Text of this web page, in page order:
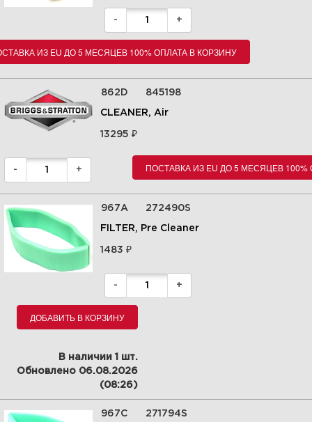
13 Маховик, вращающийся
экран, вал-заглушка 295442-
0113-E9
Увеличить
0113-E9
Увеличить
- +
ИЗ EU ДО 5 МЕСЯЦЕВ 100% ОПЛАТА В КОРЗИНУ
862D 845198
CLEANER, Air
13295₽
- + ПОСТАВКА ИЗ EU ДО 5 МЕСЯЦЕВ
967A 272490S
FILTER, Pre Cleaner
1483₽
- +
ДОБАВИТЬ В КОРЗИНУ
В наличии 1 шт.
Обновлено 06.08.2026
(08:26)
967C 271794S